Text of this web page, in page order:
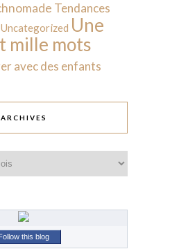
Tendances
Uncategorized Une
mille mots
avec des enfants
ARCHIVES
Follow this blog